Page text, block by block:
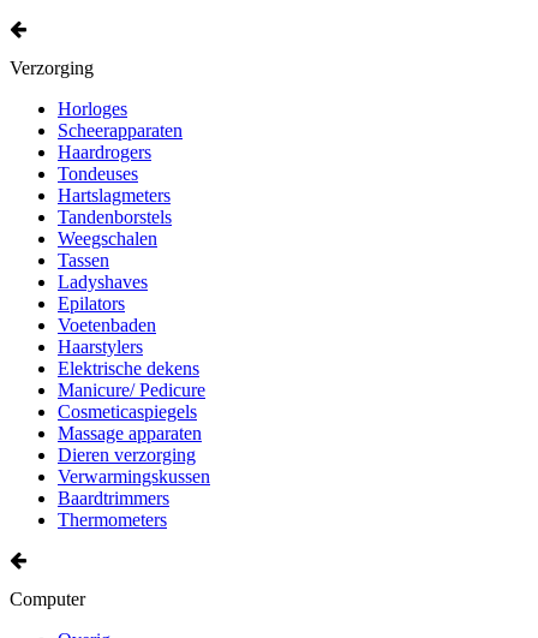
Verzorging
Horloges
Scheerapparaten
Haardrogers
Tondeuses
Hartslagmeters
Tandenborstels
Weegschalen
Tassen
Ladyshaves
Epilators
Voetenbaden
Haarstylers
Elektrische dekens
Manicure/ Pedicure
Cosmeticaspiegels
Massage apparaten
Dieren verzorging
Verwarmingskussen
Baardtrimmers
Thermometers
Computer